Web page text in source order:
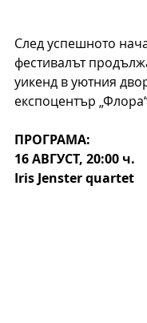
След успешното
фестивалът
уикенд в уютния
експоцентър
ПРОГРАМА:
16 АВГУСТ, 20:00 ч.
Iris Jenster quartet